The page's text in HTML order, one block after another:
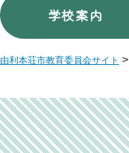
学校案内
由利本荘市教育委員会サイト >